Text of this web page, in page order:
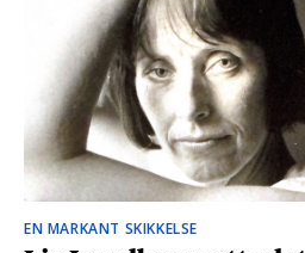
EN MARKANT SKIKKELSE